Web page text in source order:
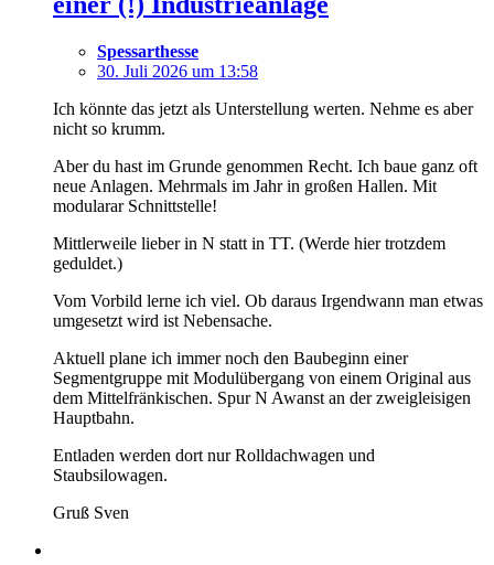
Spessarthesse
30. Juli 2026 um 13:58
Ich könnte das jetzt als Unterstellung werten. Nehme es aber
nicht so krumm.
Aber du hast im Grunde genommen Recht. Ich baue ganz oft
neue Anlagen. Mehrmals im Jahr in großen Hallen. Mit
modularar Schnittstelle!
Mittlerweile lieber in N statt in TT. (Werde hier trotzdem
geduldet.)
Vom Vorbild lerne ich viel. Ob daraus Irgendwann man etwas
umgesetzt wird ist Nebensache.
Aktuell plane ich immer noch den Baubeginn einer
Segmentgruppe mit Modulübergang von einem Original aus
dem Mittelfränkischen. Spur N Awanst an der zweigleisigen
Hauptbahn.
Entladen werden dort nur Rolldachwagen und
Staubsilowagen.
Gruß Sven